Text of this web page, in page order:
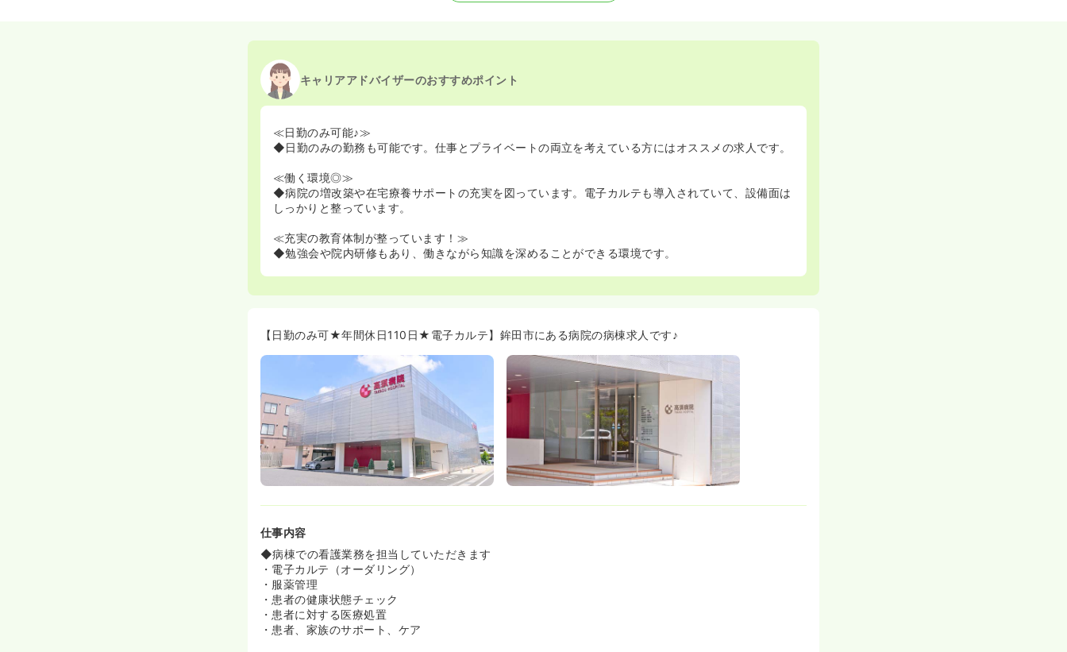
キャリアアドバイザーのおすすめポイント
≪日勤のみ可能♪≫
◆日勤のみの勤務も可能です。仕事とプライベートの両立を考えている方にはオススメの求人です。
≪働く環境◎≫
◆病院の増改築や在宅療養サポートの充実を図っています。電子カルテも導入されていて、設備面は
しっかりと整っています。
≪充実の教育体制が整っています！≫
◆勉強会や院内研修もあり、働きながら知識を深めることができる環境です。
【日勤のみ可★年間休日110日★電子カルテ】鉾田市にある病院の病棟求人です♪
仕事内容
◆病棟での看護業務を担当していただきます
・電子カルテ（オーダリング）
・服薬管理
・患者の健康状態チェック
・患者に対する医療処置
・患者、家族のサポート、ケア